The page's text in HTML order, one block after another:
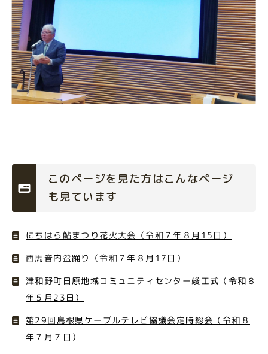
このページを見た方はこんなページ
も見ています
にちはら鮎まつり花火大会（令和７年８月15日）
西馬音内盆踊り（令和７年８月17日）
津和野町日原地域コミュニティセンター竣工式（令和８
年５月23日）
第29回島根県ケーブルテレビ協議会定時総会（令和８
年７月７日）